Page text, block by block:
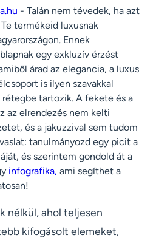
- Talán nem tévedek, ha azt
termékeid luxusnak
Ennek
egy exkluzív érzést
árad az elegancia, a luxus
is ilyen szavakkal
rétegbe tartozik. A fekete és a
az elrendezés nem kelti
és a jakuzzival sem tudom
tanulmányozd egy picit a
és szerintem gondold át a
infografika, ami segíthet a
nélkül, ahol teljesen
kifogásolt elemeket,